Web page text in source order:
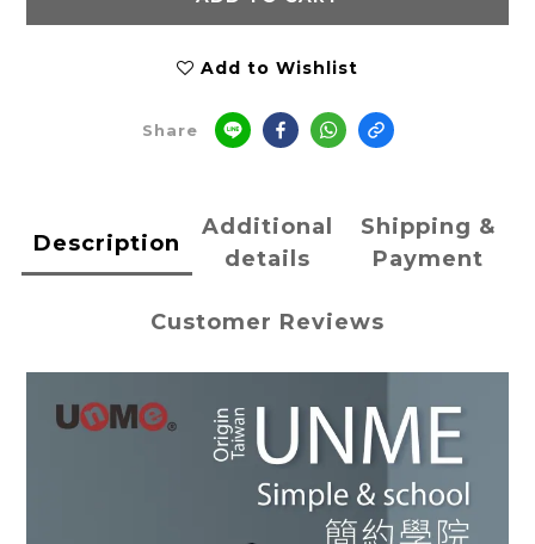
Add to Wishlist
Share
Description
Additional
details
Shipping &
Payment
Customer Reviews